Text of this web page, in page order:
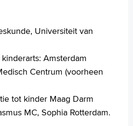
ZoekenUniversiteit van
Amsterdam
Centrum (voorheen
tot kinder Maag Darm
MC, Sophia Rotterdam.